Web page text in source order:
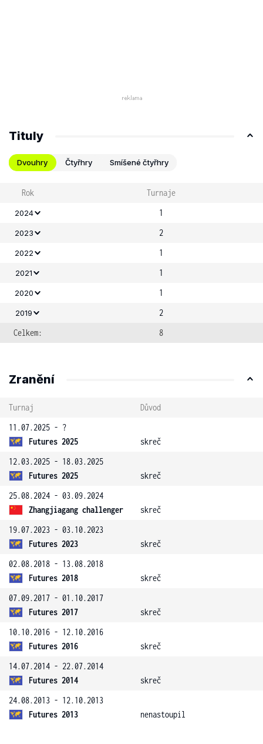
Tituly
Dvouhry Čtyřhry Smíšené čtyřhry
Rok Turnaje
2024 1
2023 2
2022 1
2021 1
2020 1
2019
2
Celkem:
8
Zranění
Turnaj
Důvod
11.07.2025 - ?
Futures 2025
skreč
12.03.2025 - 18.03.2025
Futures 2025
skreč
25.08.2024 - 03.09.2024
Zhangjiagang challenger
skreč
19.07.2023 - 03.10.2023
Futures 2023
skreč
02.08.2018 - 13.08.2018
Futures 2018
skreč
07.09.2017 - 01.10.2017
Futures 2017
skreč
10.10.2016 - 12.10.2016
Futures 2016
skreč
14.07.2014 - 22.07.2014
Futures 2014
skreč
24.08.2013 - 12.10.2013
Futures 2013
nenastoupil